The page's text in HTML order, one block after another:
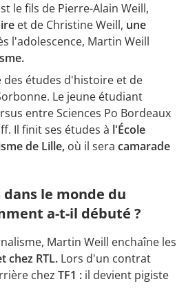
le fils de Pierre-Alain Weill,
et de Christine Weill, une
l'adolescence, Martin Weill
des études d'histoire et de
Le jeune étudiant
entre Sciences Po Bordeaux
Il finit ses études à l'École
de Lille, où il sera camarade
le monde du
a-t-il débuté ?
Martin Weill enchaîne les
chez RTL. Lors d'un contrat
chez TF1 : il devient pigiste